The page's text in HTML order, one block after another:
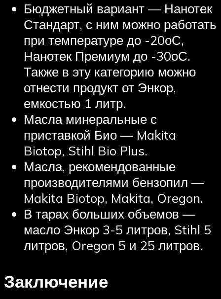
Бюджетный вариант — Нанотек
Стандарт, с ним можно работать
при температуре до -20оС,
Нанотек Премиум до -30оС.
Также в эту категорию можно
отнести продукт от Энкор,
емкостью 1 литр.
Масла минеральные с
приставкой Био — Makita
Biotop, Stihl Bio Plus.
Масла, рекомендованные
производителями бензопил —
Makita Biotop, Makita, Oregon.
В тарах больших объемов —
масло Энкор 3-5 литров, Stihl 5
литров, Oregon 5 и 25 литров.
Заключение